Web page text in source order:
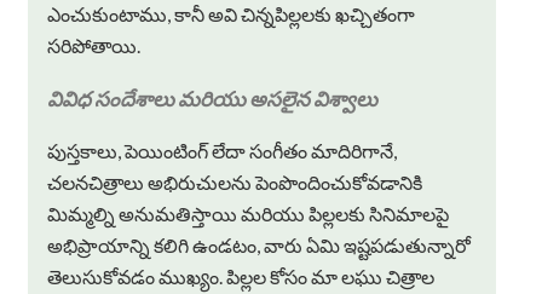
ఎంచుకుంటాము, కానీ అవి చిన్నపిల్లలకు ఖచ్చితంగా
సరిపోతాయి.
వివిధ సందేశాలు మరియు అసలైన విశ్వాలు
పుస్తకాలు, పెయింటింగ్ లేదా సంగీతం మాదిరిగానే,
చలనచిత్రాలు అభిరుచులను పెంపొందించుకోవడానికి
మిమ్మల్ని అనుమతిస్తాయి మరియు పిల్లలకు సినిమాలపై
అభిప్రాయాన్ని కలిగి ఉండటం, వారు ఏమి ఇష్టపడుతున్నారో
తెలుసుకోవడం ముఖ్యం. పిల్లల కోసం మా లఘు చిత్రాల